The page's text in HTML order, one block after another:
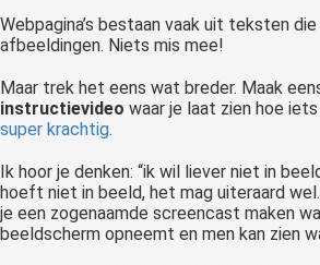
Webpagina’s bestaan vaak uit teksten
afbeeldingen. Niets mis mee!
Maar trek het eens wat breder. Maak
instructievideo waar je laat zien hoe
super krachtig.
Ik hoor je denken: “ik wil liever niet in
hoeft niet in beeld, het mag uiteraard
je een zogenaamde screencast maken
beeldscherm opneemt en men kan zien